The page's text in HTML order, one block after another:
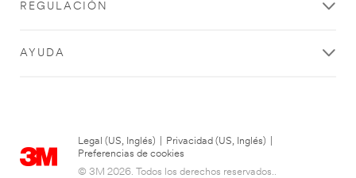
REGULACIÓN
AYUDA
Legal (US, Inglés) Privacidad (US, Inglés)
Preferencias de cookies
© 3M 2026. Todos los derechos reservados..